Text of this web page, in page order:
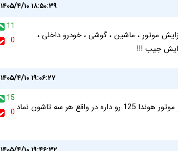
۱۴۰۵/۴/۱۰ ۱۸:۵۰:۳۹
11
0
موتور ، ماشین ، گوشی ، خودرو داخلی ،
جیب !!!
۱۴۰۵/۴/۱۰ ۱۹:۰۶:۲۷
15
0 مرسدس بنز های سری ال هم حکایت همون نیسان جونیور و موتور هوندا 125 رو داره در واقع هر سه تاشون نماد